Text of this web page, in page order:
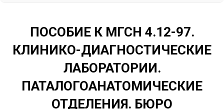
ПОСОБИЕ К МГСН 4.12-97.
КЛИНИКО-ДИАГНОСТИЧЕСКИЕ
ЛАБОРАТОРИИ.
ПАТАЛОГОАНАТОМИЧЕСКИЕ
ОТДЕЛЕНИЯ. БЮРО